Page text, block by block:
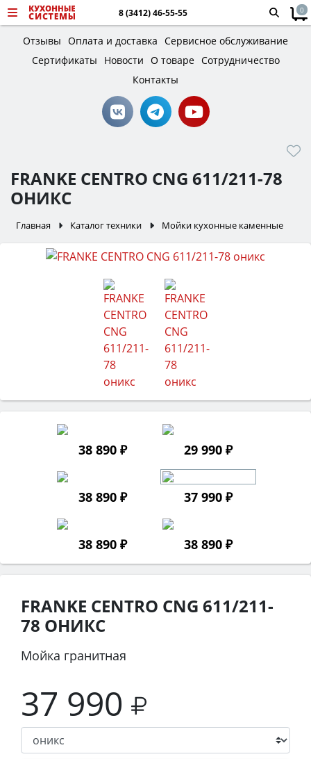
8 (3412) 46-55-55 0
Отзывы Оплата и доставка Сервисное обслуживание
Сертификаты
Новости О товаре Сотрудничество
Контакты
FRANKE CENTRO CNG 611/211-78
ОНИКС
Главная Каталог техники Мойки кухонные каменные
38 890 ₽ 29 990 ₽
38 890 ₽ 37 990 ₽
38 890 ₽ 38 890 ₽
FRANKE CENTRO CNG 611/211-
78 ОНИКС
Мойка гранитная
37 990